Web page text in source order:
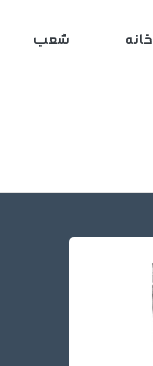
خانه شعب